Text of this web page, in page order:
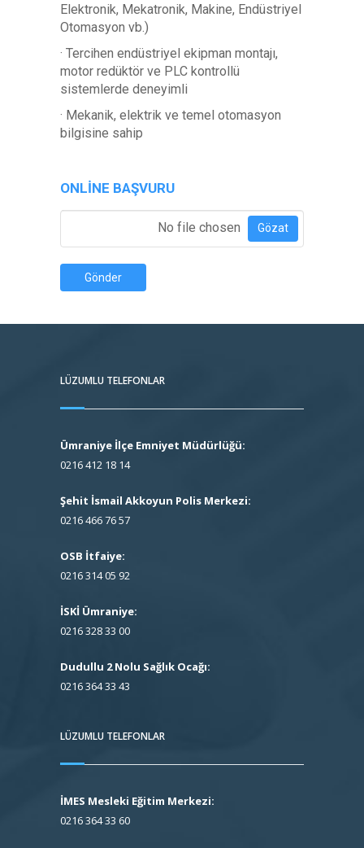
Elektronik, Mekatronik, Makine, Endüstriyel
Otomasyon vb.)
· Tercihen endüstriyel ekipman montajı,
motor redüktör ve PLC kontrollü
sistemlerde deneyimli
· Mekanik, elektrik ve temel otomasyon
bilgisine sahip
ONLINE BAŞVURU
No file chosen Gözat
Gönder
LÜZUMLU TELEFONLAR
Ümraniye İlçe Emniyet Müdürlüğü:
0216 412 18 14
Şehit İsmail Akkoyun Polis Merkezi:
0216 466 76 57
OSB İtfaiye:
0216 314 05 92
İSKİ Ümraniye:
0216 328 33 00
Dudullu 2 Nolu Sağlık Ocağı:
0216 364 33 43
LÜZUMLU TELEFONLAR
İMES Mesleki Eğitim Merkezi:
0216 364 33 60